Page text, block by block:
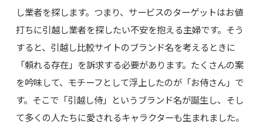
し業者を探します。つまり、サービスのターゲットはお値
打ちに引越し業者を探したい不安を抱える主婦です。そう
すると、引越し比較サイトのブランド名を考えるときに
「頼れる存在」を訴求する必要があります。たくさんの案
を吟味して、モチーフとして浮上したのが「お侍さん」で
す。そこで「引越し侍」というブランド名が誕生し、そし
て多くの人たちに愛されるキャラクターも生まれました。